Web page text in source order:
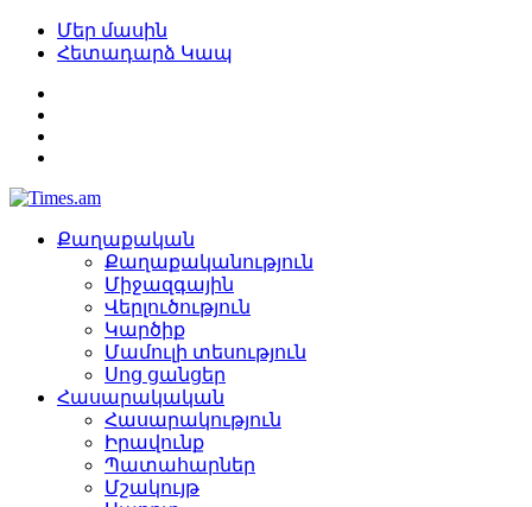
Մեր մասին
Հետադարձ Կապ
Քաղաքական
Քաղաքականություն
Միջազգային
Վերլուծություն
Կարծիք
Մամուլի տեսություն
Սոց ցանցեր
Հասարակական
Հասարակություն
Իրավունք
Պատահարներ
Մշակույթ